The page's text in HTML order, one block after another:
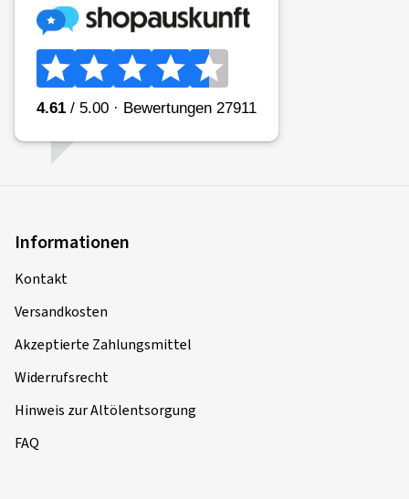
Informationen
Kontakt
Versandkosten
Akzeptierte Zahlungsmittel
Widerrufsrecht
Hinweis zur Altölentsorgung
FAQ